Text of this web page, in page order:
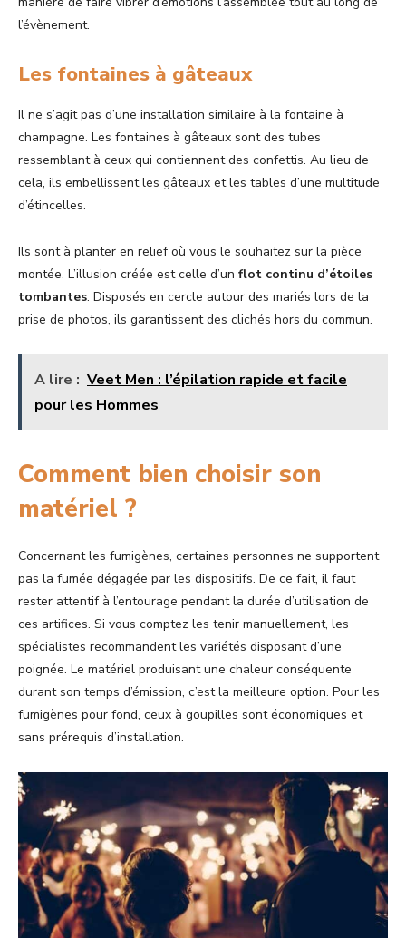
l’évènement.
Les fontaines à gâteaux
Il ne s’agit pas d’une installation similaire à la fontaine à
champagne. Les fontaines à gâteaux sont des tubes
ressemblant à ceux qui contiennent des confettis. Au lieu de
cela, ils embellissent les gâteaux et les tables d’une multitude
d’étincelles.
Ils sont à planter en relief où vous le souhaitez sur la pièce
montée. L’illusion créée est celle d’un flot continu d’étoiles
tombantes. Disposés en cercle autour des mariés lors de la
prise de photos, ils garantissent des clichés hors du commun.
A lire : Veet Men : l’épilation rapide et facile
pour les Hommes
Comment bien choisir son
matériel ?
Concernant les fumigènes, certaines personnes ne supportent
pas la fumée dégagée par les dispositifs. De ce fait, il faut
rester attentif à l’entourage pendant la durée d’utilisation de
ces artifices. Si vous comptez les tenir manuellement, les
spécialistes recommandent les variétés disposant d’une
poignée. Le matériel produisant une chaleur conséquente
durant son temps d’émission, c’est la meilleure option. Pour les
fumigènes pour fond, ceux à goupilles sont économiques et
sans prérequis d’installation.